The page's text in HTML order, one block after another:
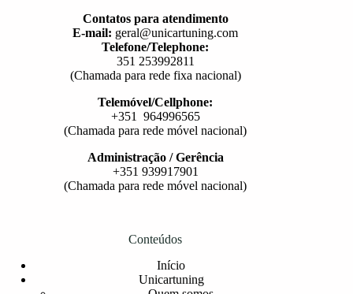
Contatos para atendimento
E-mail: geral@unicartuning.com
Telefone/Telephone:
351 253992811
(Chamada para rede fixa nacional)
Telemóvel/Cellphone:
+351 964996565
(Chamada para rede móvel nacional)
Administração / Gerência
+351 939917901
(Chamada para rede móvel nacional)
Conteúdos
Início
Unicartuning